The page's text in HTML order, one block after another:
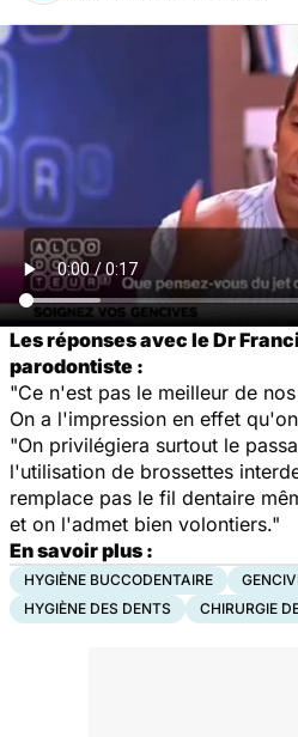
Les réponses avec le Dr
parodontiste :
"Ce n'est pas le meilleur de
On a l'impression en effet
"On privilégiera surtout le
l'utilisation de brossettes
remplace pas le fil dentaire
et on l'admet bien volontiers."
En savoir plus :
HYGIÈNE BUCCODENTAIRE
HYGIÈNE DES DENTS
CHIRURGIE